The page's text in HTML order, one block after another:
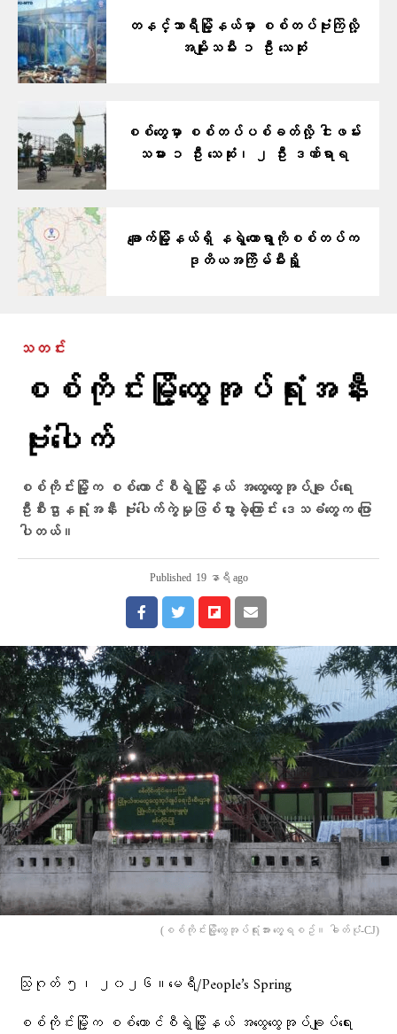
တနင်္သာရီမြို့နယ်မှာ စစ်တပ်ဗုံးကြဲလို့
အမျိုးသမီး ၁ ဦး သေဆုံး
စစ်တွေမှာ စစ်တပ်ပစ်ခတ်လို့ ငါးဖမ်း
သမား ၁ ဦး သေဆုံး၊ ၂ ဦး ဒဏ်ရာရ
ချောက်မြို့နယ်ရှိ နရွဲတောရွာကိုစစ်တပ်က
ဒုတိယအကြိမ်မီးရှို့
သတင်း
စစ်ကိုင်းမြို့ထွေအုပ်ရုံးအနီး
ဗုံးပေါက်
စစ်ကိုင်းမြို့က စစ်ကောင်စီရဲ့မြို့နယ် အထွေထွေအုပ်ချုပ်ရေး
ဦးစီးဌာနရုံးအနီး ဗုံးပေါက်ကွဲမှုဖြစ်ပွားခဲ့ကြောင်း ဒေသခံတွေက ပြော
ပါတယ်။
Published 19 နာရီ ago
(စစ်ကိုင်းမြို့ထွေအုပ်ရုံးအား တွေ့ရစဥ်။ ဓါတ်ပုံံ-CJ)
သြဂုတ် ၅၊ ၂၀၂၆။မေရီ/People’s Spring
စစ်ကိုင်းမြို့က စစ်ကောင်စီရဲ့မြို့နယ် အထွေထွေအုပ်ချုပ်ရေး